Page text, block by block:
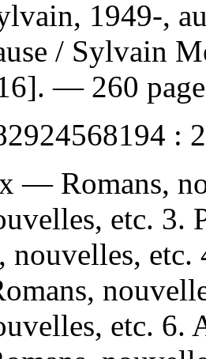
1949-,
/ Sylvain
— 260
:
— Romans,
etc. 3.
etc.
etc. 6.